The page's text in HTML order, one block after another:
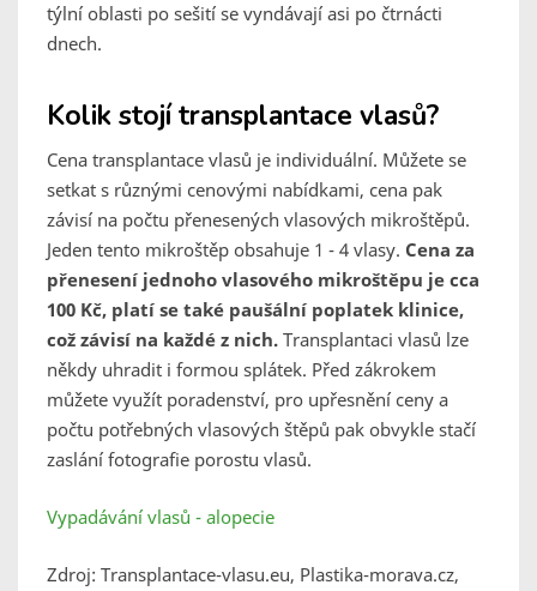
týlní oblasti po sešití se vyndávají asi po čtrnácti
dnech.
Kolik stojí transplantace vlasů?
Cena transplantace vlasů je individuální. Můžete se
setkat s různými cenovými nabídkami, cena pak
závisí na počtu přenesených vlasových mikroštěpů.
Jeden tento mikroštěp obsahuje 1 - 4 vlasy. Cena za
přenesení jednoho vlasového mikroštěpu je cca
100 Kč, platí se také paušální poplatek klinice,
což závisí na každé z nich. Transplantaci vlasů lze
někdy uhradit i formou splátek. Před zákrokem
můžete využít poradenství, pro upřesnění ceny a
počtu potřebných vlasových štěpů pak obvykle stačí
zaslání fotografie porostu vlasů.
Vypadávání vlasů - alopecie
Zdroj: Transplantace-vlasu.eu, Plastika-morava.cz,